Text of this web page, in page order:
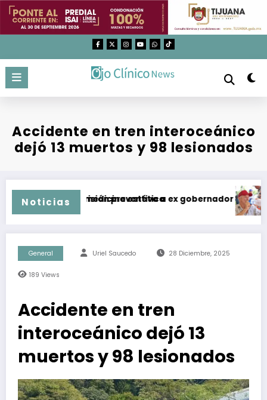
Saltar
contenido
Accidente en tren interoceánico
dejó 13 muertos y 98 lesionados
Noticias
utilizados en medicina estética
y dan prisión preventiva a ex gobernador de
General Uriel Saucedo 28 Diciembre, 2025
189 Views
Accidente en tren
interoceánico dejó 13
muertos y 98 lesionados